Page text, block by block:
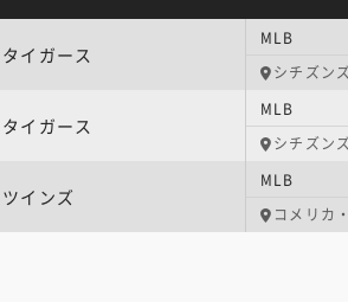
タイガース
MLB
シチズン
タイガース
MLB
シチズン
ツインズ
MLB
コメリカ